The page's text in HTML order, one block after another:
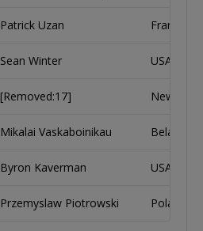
Patrick Uzan France
Sean Winter USA
[Removed:17] New
Mikalai Vaskaboinikau Belarus
Byron Kaverman USA
Przemyslaw Piotrowski Poland